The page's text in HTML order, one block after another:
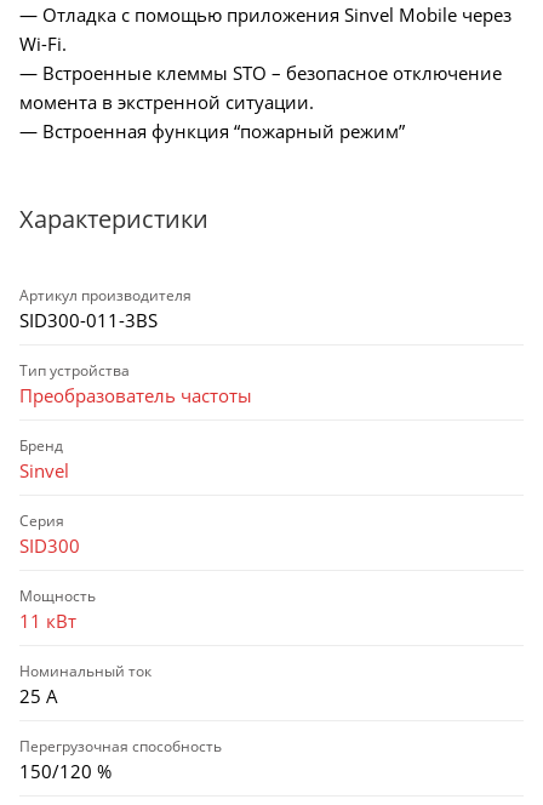
— Отладка с помощью приложения Sinvel Mobile через
Wi-Fi.
— Встроенные клеммы STO – безопасное отключение
момента в экстренной ситуации.
— Встроенная функция “пожарный режим”
Характеристики
Артикул производителя
SID300-011-3BS
Тип устройства
Преобразователь частоты
Бренд
Sinvel
Серия
SID300
Мощность
11 кВт
Номинальный ток
25 А
Перегрузочная способность
150/120 %